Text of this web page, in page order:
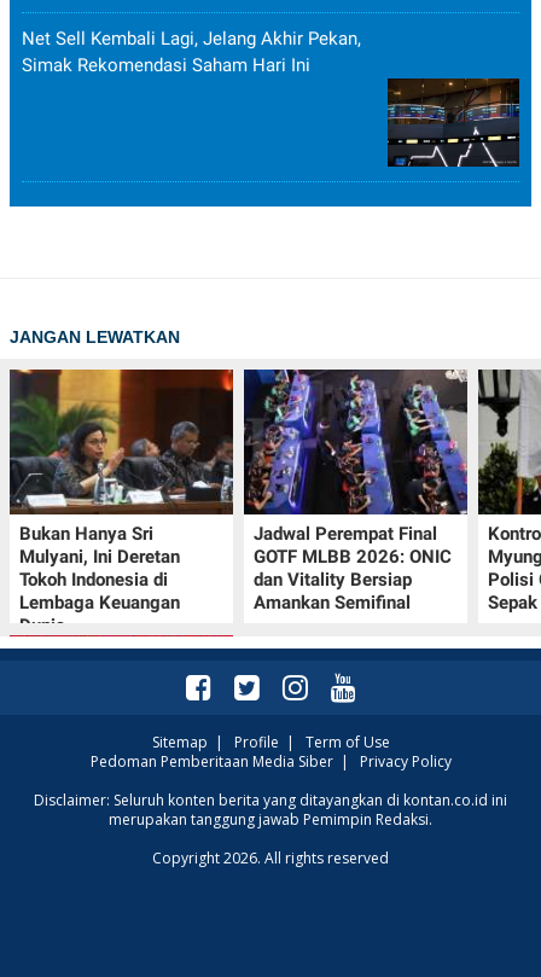
Net Sell Kembali Lagi, Jelang Akhir Pekan,
Simak Rekomendasi Saham Hari Ini
JANGAN LEWATKAN
Bukan Hanya Sri
Mulyani, Ini Deretan
Tokoh Indonesia di
Lembaga Keuangan
Dunia
Jadwal Perempat Final
GOTF MLBB 2026: ONIC
dan Vitality Bersiap
Amankan Semifinal
Polisi
Promo JSM Superindo
7–9 Agustus 2026,
Rp37.900 hingga Buah
Sitemap | Profile | Term of Use
Pedoman Pemberitaan Media Siber| Privacy Policy
Disclaimer: Seluruh konten berita yang ditayangkan di kontan.co.id ini
merupakan tanggung jawab Pemimpin Redaksi.
Copyright 2026. All rights reserved